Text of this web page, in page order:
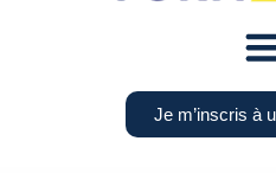
Je m’inscris à